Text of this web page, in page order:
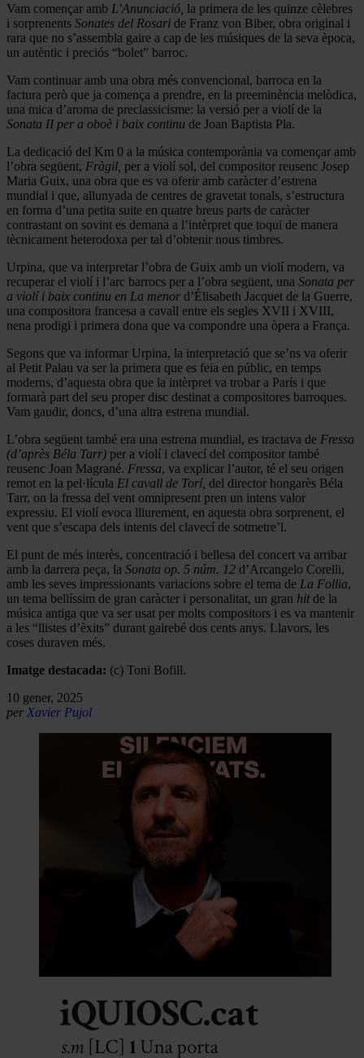
Vam començar amb L’Anunciació, la primera de les quinze cèlebres
i sorprenents Sonates del Rosari de Franz von Biber, obra original i
rara que no s’assembla gaire a cap de les músiques de la seva època,
un autèntic i preciós “bolet” barroc.
Vam continuar amb una obra més convencional, barroca en la
factura però que ja comença a prendre, en la preeminència melòdica,
una mica d’aroma de preclassicisme: la versió per a violí de la
Sonata II per a oboè i baix continu de Joan Baptista Pla.
La dedicació del Km 0 a la música contemporània va començar amb
l’obra següent, Fràgil, per a violí sol, del compositor reusenc Josep
Maria Guix, una obra que es va oferir amb caràcter d’estrena
mundial i que, allunyada de centres de gravetat tonals, s’estructura
en forma d’una petita suite en quatre breus parts de caràcter
contrastant on sovint es demana a l’intèrpret que toqui de manera
tècnicament heterodoxa per tal d’obtenir nous timbres.
Urpina, que va interpretar l’obra de Guix amb un violí modern, va
recuperar el violí i l’arc barrocs per a l’obra següent, una Sonata per
a violí i baix continu en La menor d’Élisabeth Jacquet de la Guerre,
una compositora francesa a cavall entre els segles XVII i XVIII,
nena prodigi i primera dona que va compondre una òpera a França.
Segons que va informar Urpina, la interpretació que se’ns va oferir
al Petit Palau va ser la primera que es feia en públic, en temps
moderns, d’aquesta obra que la intèrpret va trobar a París i que
formarà part del seu proper disc destinat a compositores barroques.
Vam gaudir, doncs, d’una altra estrena mundial.
L’obra següent també era una estrena mundial, es tractava de Fressa
(d’après Béla Tarr) per a violí i clavecí del compositor també
reusenc Joan Magrané. Fressa, va explicar l’autor, té el seu origen
remot en la pel·lícula El cavall de Torí, del director hongarès Béla
Tarr, on la fressa del vent omnipresent pren un intens valor
expressiu. El violí evoca lliurement, en aquesta obra sorprenent, el
vent que s’escapa dels intents del clavecí de sotmetre’l.
El punt de més interès, concentració i bellesa del concert va arribar
amb la darrera peça, la Sonata op. 5 núm. 12 d’Arcangelo Corelli,
amb les seves impressionants variacions sobre el tema de La Follia,
un tema bellíssim de gran caràcter i personalitat, un gran hitde la
música antiga que va ser usat per molts compositors i es va mantenir
a les “llistes d’èxits” durant gairebé dos cents anys. Llavors, les
coses duraven més.
Imatge destacada: (c) Toni Bofill.
10 gener, 2025
per Xavier Pujol